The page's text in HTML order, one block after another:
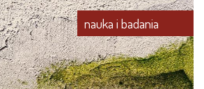
nauka i badania